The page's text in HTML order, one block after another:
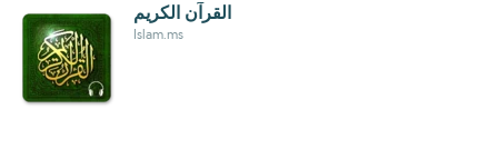
القرآن الكريم
Islam.ms